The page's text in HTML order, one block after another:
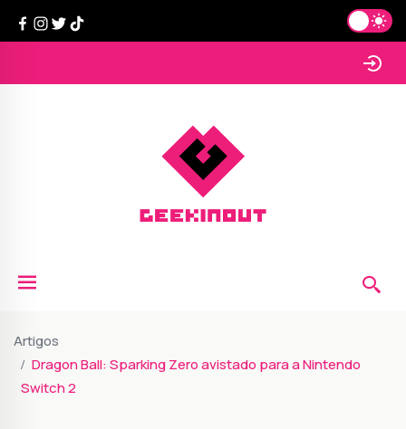
Artigos
Dragon Ball: Sparking Zero avistado para a Nintendo
Switch 2